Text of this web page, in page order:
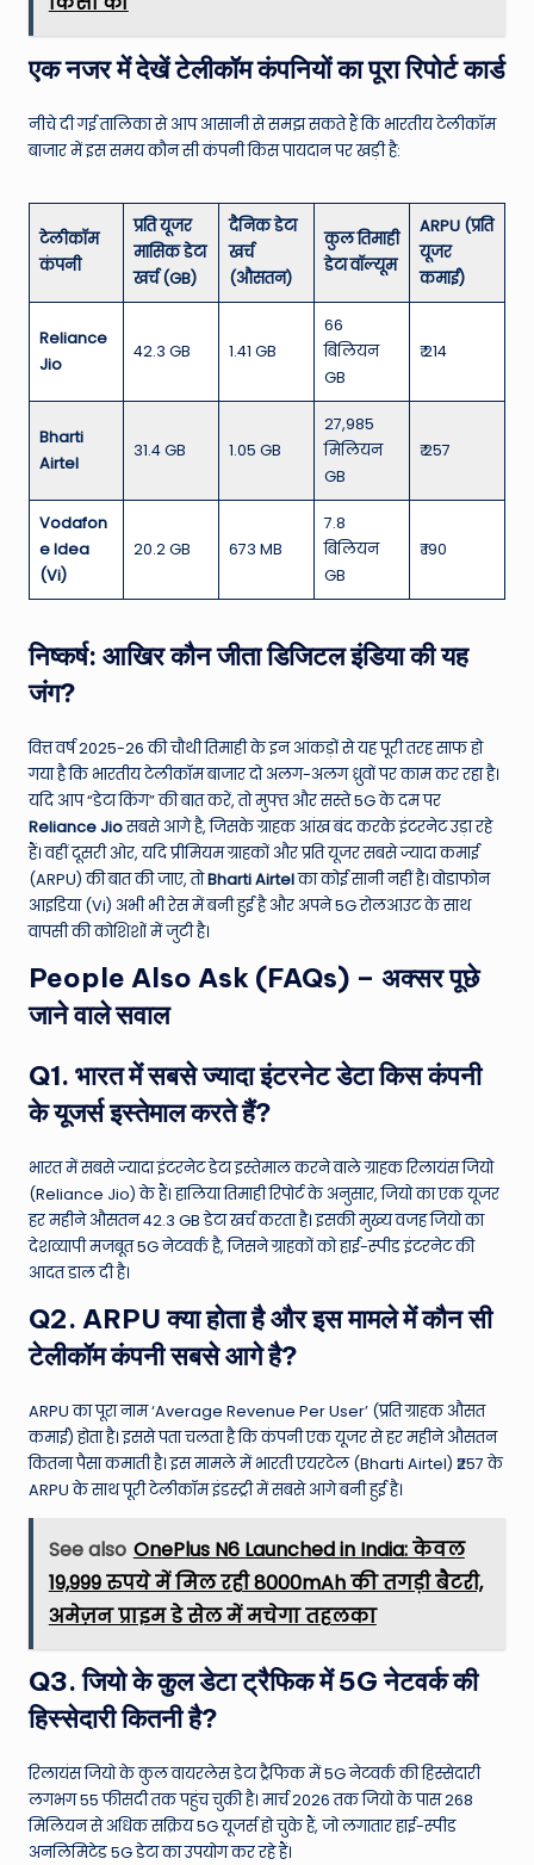
एक नजर में देखें टेलीकॉम कंपनियों का पूरा रिपोर्ट कार्ड
नीचे दी गई तालिका से आप आसानी से समझ सकते हैं कि भारतीय टेलीकॉम
बाजार में इस समय कौन सी कंपनी किस पायदान पर खड़ी है:
टेलीकॉम
कंपनी
प्रति यूजर
मासिक डेटा
खर्च (GB)
दैनिक डेटा
खर्च
(औसतन)
कुल तिमाही
डेटा वॉल्यूम
ARPU (प्रति
यूजर
कमाई)
Reliance
Jio
42.3 GB 1.41 GB
66
बिलियन
GB
₹ 214
Bharti
Airtel
31.4 GB 1.05 GB
27,985
मिलियन
GB
₹ 257
Vodafon
e Idea
(Vi)
20.2 GB 673 MB
7.8
बिलियन
GB
₹ 190
निष्कर्ष: आखिर कौन जीता डिजिटल इंडिया की यह
जंग?
वित्त वर्ष 2025-26 की चौथी तिमाही के इन आंकड़ों से यह पूरी तरह साफ हो
गया है कि भारतीय टेलीकॉम बाजार दो अलग-अलग ध्रुवों पर काम कर रहा है।
यदि आप “डेटा किंग” की बात करें, तो मुफ्त और सस्ते 5G के दम पर
Reliance Jioसबसे आगे है, जिसके ग्राहक आंख बंद करके इंटरनेट उड़ा रहे
हैं। वहीं दूसरी ओर, यदि प्रीमियम ग्राहकों और प्रति यूजर सबसे ज्यादा कमाई
(ARPU) की बात की जाए, तोBharti Airtelका कोई सानी नहीं है। वोडाफोन
आइडिया (Vi) अभी भी रेस में बनी हुई है और अपने 5G रोलआउट के साथ
वापसी की कोशिशों में जुटी है।
People Also Ask (FAQs) – अक्सर पूछे
जाने वाले सवाल
Q1. भारत में सबसे ज्यादा इंटरनेट डेटा किस कंपनी
के यूजर्स इस्तेमाल करते हैं?
भारत में सबसे ज्यादा इंटरनेट डेटा इस्तेमाल करने वाले ग्राहक रिलायंस जियो
(Reliance Jio) के हैं। हालिया तिमाही रिपोर्ट के अनुसार, जियो का एक यूजर
हर महीने औसतन 42.3 GB डेटा खर्च करता है। इसकी मुख्य वजह जियो का
देशव्यापी मजबूत 5G नेटवर्क है, जिसने ग्राहकों को हाई-स्पीड इंटरनेट की
आदत डाल दी है।
Q2. ARPU क्या होता है और इस मामले में कौन सी
टेलीकॉम कंपनी सबसे आगे है?
ARPU का पूरा नाम ‘Average Revenue Per User’ (प्रति ग्राहक औसत
कमाई) होता है। इससे पता चलता है कि कंपनी एक यूजर से हर महीने औसतन
कितना पैसा कमाती है। इस मामले में भारती एयरटेल (Bharti Airtel) ₹257 के
ARPU के साथ पूरी टेलीकॉम इंडस्ट्री में सबसे आगे बनी हुई है।
See also OnePlus N6 Launched in India: केवल
19,999 रुपये में मिल रही 8000mAh की तगड़ी बैटरी,
अमेज़न प्राइम डे सेल में मचेगा तहलका
Q3. जियो के कुल डेटा ट्रैफिक में 5G नेटवर्क की
हिस्सेदारी कितनी है?
रिलायंस जियो के कुल वायरलेस डेटा ट्रैफिक में 5G नेटवर्क की हिस्सेदारी
लगभग 55 फीसदी तक पहुंच चुकी है। मार्च 2026 तक जियो के पास 268
मिलियन से अधिक सक्रिय 5G यूजर्स हो चुके हैं, जो लगातार हाई-स्पीड
अनलिमिटेड 5G डेटा का उपयोग कर रहे हैं।